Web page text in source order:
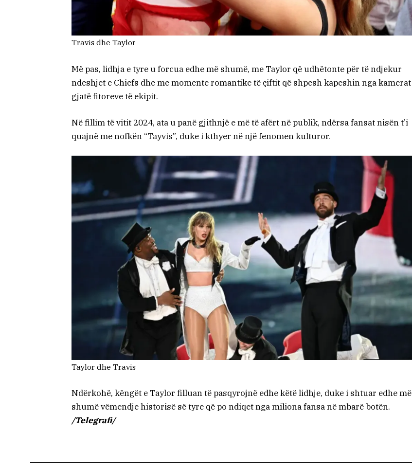
Travis dhe Taylor
Më pas, lidhja e tyre u forcua edhe më shumë, me Taylor që udhëtonte për të ndjekur
ndeshjet e Chiefs dhe me momente romantike të çiftit që shpesh kapeshin nga kamerat
gjatë fitoreve të ekipit.
Në fillim të vitit 2024, ata u panë gjithnjë e më të afërt në publik, ndërsa fansat nisën t’i
quajnë me nofkën “Tayvis”, duke i kthyer në një fenomen kulturor.
Taylor dhe Travis
Ndërkohë, këngët e Taylor filluan të pasqyrojnë edhe këtë lidhje, duke i shtuar edhe më
shumë vëmendje historisë së tyre që po ndiqet nga miliona fansa në mbarë botën.
/Telegrafi/